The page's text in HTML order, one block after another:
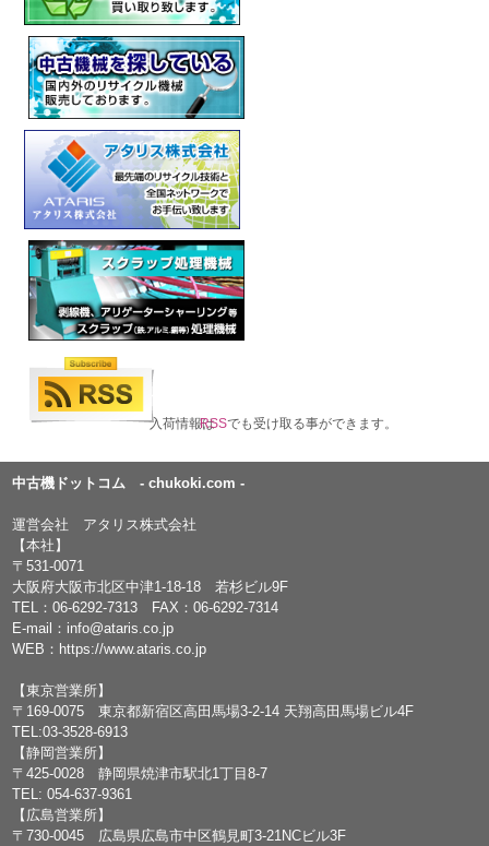
入荷情報はRSSでも受け取る事ができます。
中古機ドットコム - chukoki.com -
運営会社 アタリス株式会社
【本社】
〒531-0071
大阪府大阪市北区中津1-18-18 若杉ビル9F
TEL：06-6292-7313 FAX：06-6292-7314
E-mail： info@ataris.co.jp
WEB： https://www.ataris.co.jp
【東京営業所】
〒169-0075 東京都新宿区高田馬場3-2-14 天翔高田馬場ビル4F
TEL:03-3528-6913
【静岡営業所】
〒425-0028 静岡県焼津市駅北1丁目8-7
TEL: 054-637-9361
【広島営業所】
〒730-0045 広島県広島市中区鶴見町3-21NCビル3F